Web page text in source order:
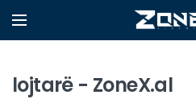
lojtarë - ZoneX.al